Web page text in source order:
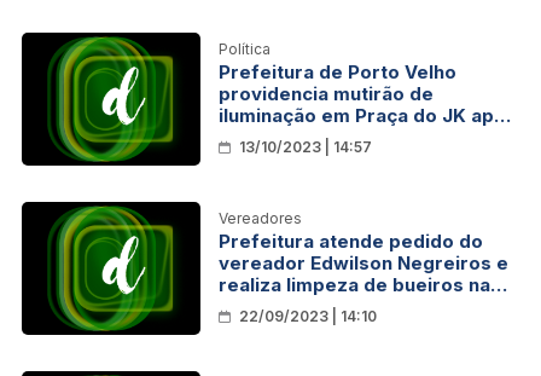
Política
Prefeitura de Porto Velho
providencia mutirão de
iluminação em Praça do JK após
pedido do vereador Edwilson
Negreiros
13/10/2023 | 14:57
Vereadores
Prefeitura atende pedido do
vereador Edwilson Negreiros e
realiza limpeza de bueiros na
capital
22/09/2023 | 14:10